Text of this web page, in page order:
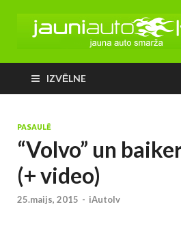
IZVĒLNE
PASAULĒ
“Volvo” un
(+ video)
25.maijs, 2015 - iAutolv